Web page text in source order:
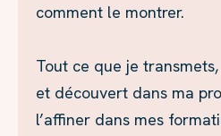
comment le montrer.
Tout ce que je transmets,
et découvert dans ma
l’affiner dans mes